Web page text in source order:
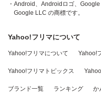
・Android、Androidロゴ、
Google LLC の商標です。
Yahoo!フリマについて
Yahoo!フリマについて Yahoo!
Yahoo!フリマトピックス
ブランド一覧 ランキング か